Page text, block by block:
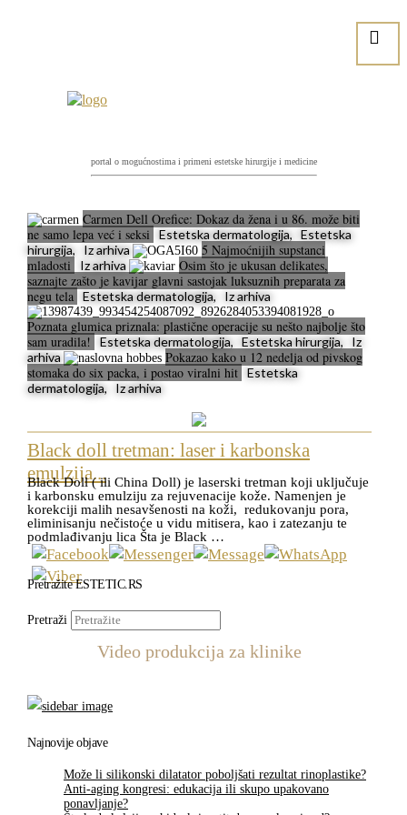
portal o mogućnostima i primeni estetske hirurgije i medicine
Carmen Dell Orefice: Dokaz da žena i u 86. može biti
ne samo lepa već i seksi
Estetska dermatologija, Estetska
hirurgija, Iz arhiva
5 Najmoćnijih supstanci
mladosti
Iz arhiva
Osim što je ukusan delikates,
saznajte zašto je kavijar glavni sastojak luksuznih preparata za
negu tela Estetska dermatologija, Iz arhiva
Poznata glumica priznala: plastične operacije su nešto najbolje što
sam uradila!
Estetska dermatologija, Estetska hirurgija, Iz
arhiva
Pokazao kako u 12 nedelja od pivskog
stomaka do six packa, i postao viralni hit Estetska
dermatologija, Iz arhiva
Black doll tretman: laser i karbonska
emulzija...
Black Doll ( ili China Doll) je laserski tretman koji uključuje
i karbonsku emulziju za rejuvenacije kože. Namenjen je
korekciji malih nesavšenosti na koži, redukovanju pora,
eliminisanju nečistoće u vidu mitisera, kao i zatezanju te
podmlađivanju lica Šta je Black …
Pretražite ESTETIC.RS
Pretraži
Video produkcija za klinike
Najnovije objave
Može li silikonski dilatator poboljšati rezultat rinoplastike?
Anti-aging kongresi: edukacija ili skupo upakovano
ponavljanje?